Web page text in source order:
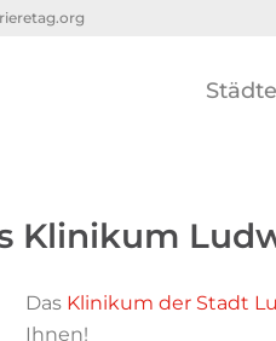
Städte
Klinikum
Das Klinikum der Stadt
Ihnen!